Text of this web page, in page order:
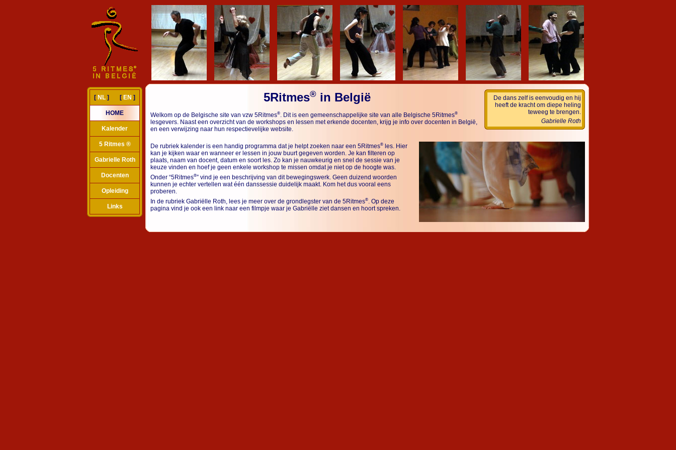
[ NL ] [ EN ]
HOME
Kalender
5 Ritmes ®
Gabrielle Roth
Docenten
Opleiding
Links
De dans zelf is eenvoudig en hij
heeft de kracht om diepe heling
teweeg te brengen.
Gabrielle Roth
5Ritmes®in België
Welkom op de Belgische site van vzw 5Ritmes®. Dit is een gemeenschappelijke site van alle Belgische 5Ritmes®
lesgevers. Naast een overzicht van de workshops en lessen met erkende docenten, krijg je info over docenten in België,
en een verwijzing naar hun respectievelijke website.
De rubriek kalender is een handig programma dat je helpt zoeken naar een 5Ritmes® les. Hier
kan je kijken waar en wanneer er lessen in jouw buurt gegeven worden. Je kan filteren op
plaats, naam van docent, datum en soort les. Zo kan je nauwkeurig en snel de sessie van je
keuze vinden en hoef je geen enkele workshop te missen omdat je niet op de hoogte was.
Onder “5Ritmes®” vind je een beschrijving van dit bewegingswerk. Geen duizend woorden
kunnen je echter vertellen wat één danssessie duidelijk maakt. Kom het dus vooral eens
proberen.
In de rubriek Gabriëlle Roth, lees je meer over de grondlegster van de 5Ritmes®. Op deze
pagina vind je ook een link naar een filmpje waar je Gabriëlle ziet dansen en hoort spreken.